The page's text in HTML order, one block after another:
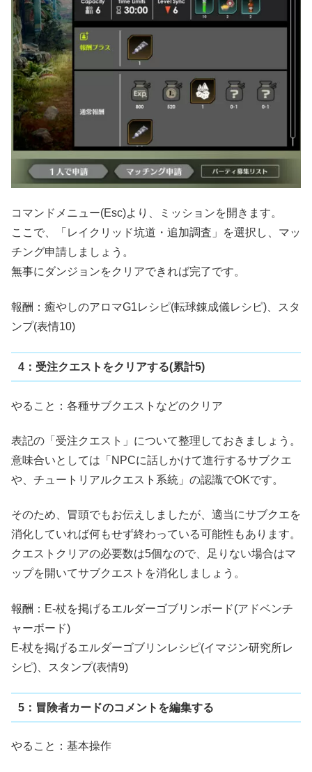
コマンドメニュー(Esc)より、ミッションを開きます。
ここで、「レイクリッド坑道・追加調査」を選択し、マッ
チング申請しましょう。
無事にダンジョンをクリアできれば完了です。
報酬：癒やしのアロマG1レシピ(転球錬成儀レシピ)、スタ
ンプ(表情10)
4：受注クエストをクリアする(累計5)
やること：各種サブクエストなどのクリア
表記の「受注クエスト」について整理しておきましょう。
意味合いとしては「NPCに話しかけて進行するサブクエ
や、チュートリアルクエスト系統」の認識でOKです。
そのため、冒頭でもお伝えしましたが、適当にサブクエを
消化していれば何もせず終わっている可能性もあります。
クエストクリアの必要数は5個なので、足りない場合はマ
ップを開いてサブクエストを消化しましょう。
報酬：E-杖を掲げるエルダーゴブリンボード(アドベンチ
ャーボード)
E-杖を掲げるエルダーゴブリンレシピ(イマジン研究所レ
シピ)、スタンプ(表情9)
5：冒険者カードのコメントを編集する
やること：基本操作